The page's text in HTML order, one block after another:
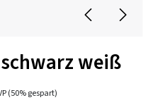
weiß
(50% gespart)